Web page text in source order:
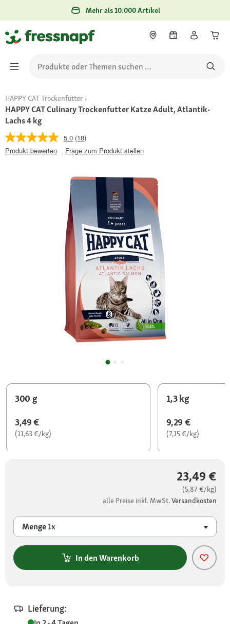
Mehr als 10.000 Artikel
HAPPY CAT Trockenfutter
HAPPY CAT Culinary Trockenfutter Katze Adult, Atlantik-
Lachs 4 kg
5.0 (18)
Produkt bewerten
Frage zum Produkt stellen
300 g
3,49 €
(11,63 €/kg)
1,3 kg
9,29 €
(7,15 €/kg)
23,49 €
(5,87 €/kg)
alle Preise inkl. MwSt.Versandkosten
Menge1x
In den Warenkorb
Lieferung: